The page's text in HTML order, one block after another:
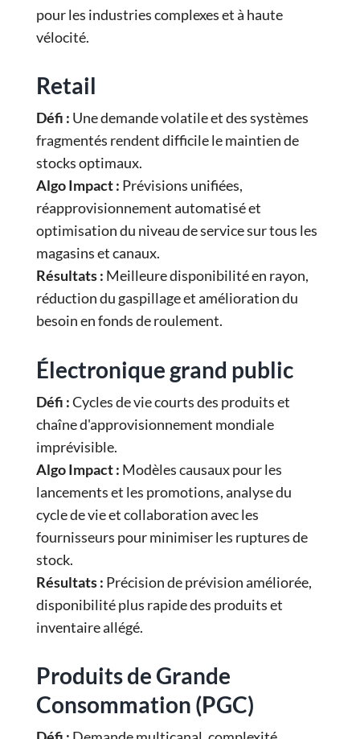
pour les industries complexes et à haute
vélocité.
Retail
Défi : Une demande volatile et des systèmes
fragmentés rendent difficile le maintien de
stocks optimaux.
Algo Impact : Prévisions unifiées,
réapprovisionnement automatisé et
optimisation du niveau de service sur tous les
magasins et canaux.
Résultats : Meilleure disponibilité en rayon,
réduction du gaspillage et amélioration du
besoin en fonds de roulement.
Électronique grand public
Défi :Cycles de vie courts des produits et
chaîne d'approvisionnement mondiale
imprévisible.
Algo Impact : Modèles causaux pour les
lancements et les promotions, analyse du
cycle de vie et collaboration avec les
fournisseurs pour minimiser les ruptures de
stock.
Résultats : Précision de prévision améliorée,
disponibilité plus rapide des produits et
inventaire allégé.
Produits de Grande
Consommation (PGC)